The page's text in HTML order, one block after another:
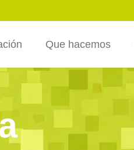
Que hacemos